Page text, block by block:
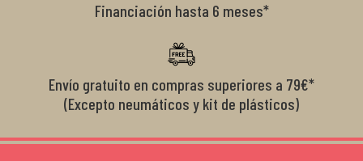
Financiación hasta 6 meses*
Envío gratuito en compras superiores a 79€*
(Excepto neumáticos y kit de plásticos)